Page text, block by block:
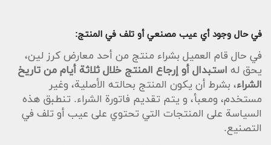
في حال وجود أي عيب مصنعي أو تلف في المنتج:
في حال قام العميل بشراء منتج من أحد معارض كرز لين،
يحق له استبدال أو إرجاع المنتج خلال ثلاثة أيام من تاريخ
الشراء، بشرط أن يكون المنتج بحالته الأصلية، وغير
مستخدم، ومعبأ، و يتم تقديم فاتورة الشراء. تنطبق هذه
السياسة على المنتجات التي تحتوي على عيب أو تلف في
التصنيع.